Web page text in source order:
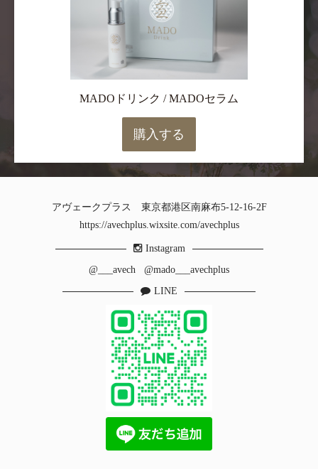
MADOドリンク / MADOセラム
購入する
アヴェークプラス 東京都港区南麻布5-12-16-2F
https://avechplus.wixsite.com/avechplus
Instagram
@___avech
@mado___avechplus
LINE